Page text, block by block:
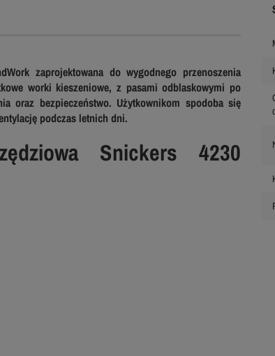
zaprojektowana do wygodnego przenoszenia
worki kieszeniowe, z pasami odblaskowymi po
oraz bezpieczeństwo. Użytkownikom spodoba się
podczas letnich dni.
Snickers 4230